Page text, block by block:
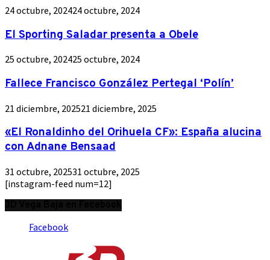
24 octubre, 202424 octubre, 2024
El Sporting Saladar presenta a Obele
25 octubre, 202425 octubre, 2024
Fallece Francisco González Pertegal ‘Polín’
21 diciembre, 202521 diciembre, 2025
«El Ronaldinho del Orihuela CF»: España alucina
con Adnane Bensaad
31 octubre, 202531 octubre, 2025
[instagram-feed num=12]
Facebook